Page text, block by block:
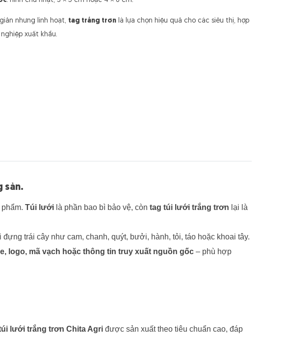
nhưng linh hoạt, tag trắng trơn là lựa chọn hiệu quả cho các siêu thị, hợp
xuất khẩu.
sản.
Túi lưới là phần bao bì bảo vệ, còn tag túi lưới trắng trơn lại là
trái cây như cam, chanh, quýt, bưởi, hành, tỏi, táo hoặc khoai tây.
logo, mã vạch hoặc thông tin truy xuất nguồn gốc – phù hợp
lưới trắng trơn Chita Agri được sản xuất theo tiêu chuẩn cao, đáp